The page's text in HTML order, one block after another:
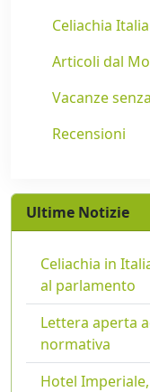
Celiachia
Articoli dal
Vacanze
Recensioni
Ultime Notizie
Celiachia in
al parlamento
Lettera aperta
normativa
Hotel